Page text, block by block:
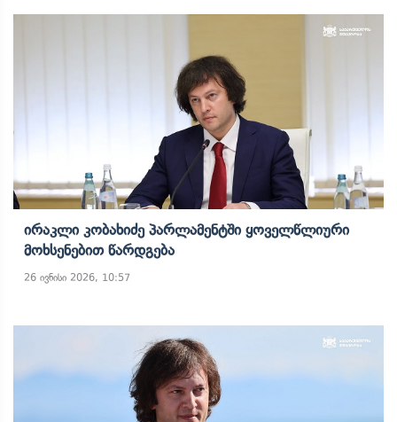
Ირაკლი Კობახიძე Პარლამენტში Ყოველწლიური
Მოხსენებით Წარდგება
26 ივნისი 2026, 10:57